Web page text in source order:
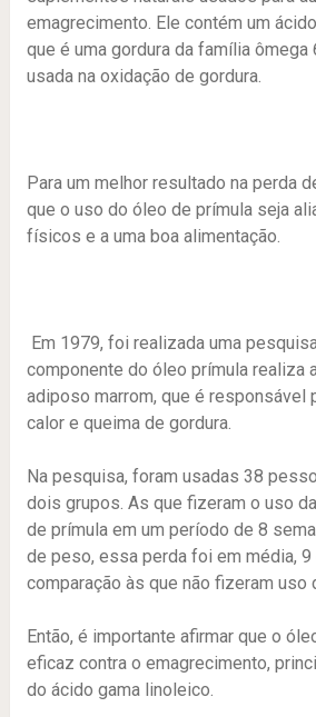
emagrecimento. Ele contém um
que é uma gordura da família ômega
usada na oxidação de gordura.
Para um melhor resultado na perda
que o uso do óleo de prímula seja
físicos e a uma boa alimentação.
Em 1979, foi realizada uma
componente do óleo prímula realiza
adiposo marrom, que é responsável
calor e queima de gordura.
Na pesquisa, foram usadas 38
dois grupos. As que fizeram o uso
de prímula em um período de 8
de peso, essa perda foi em média,
comparação às que não fizeram uso
Então, é importante afirmar que o
eficaz contra o emagrecimento,
do ácido gama linoleico.